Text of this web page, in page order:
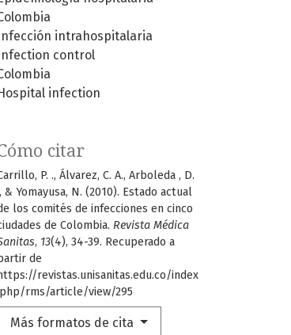
Infección intrahospitalaria
Infection control
Hospital infection
citar
P. ., Álvarez, C. A., Arboleda , D.
& Yomayusa, N. (2010). Estado actual
los comités de infecciones en cinco
de Colombia. Revista Médica
, 13(4), 34-39. Recuperado a
de
https://revistas.unisanitas.edu.co/index
rms/article/view/295
Más formatos de cita